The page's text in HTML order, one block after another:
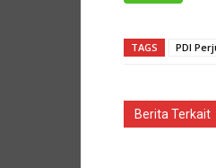
TAGS PDI
Berita Terkait